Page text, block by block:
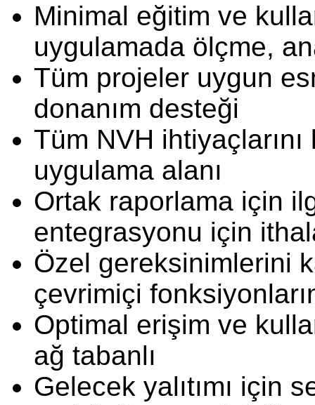
Minimal eğitim ve
uygulamada ölçme,
Tüm projeler uygun
donanım desteği
Tüm NVH
uygulama alanı
Ortak raporlama için
entegrasyonu için
Özel gereksinimlerini
çevrimiçi
Optimal erişim ve
ağ tabanlı
Gelecek yalıtımı için